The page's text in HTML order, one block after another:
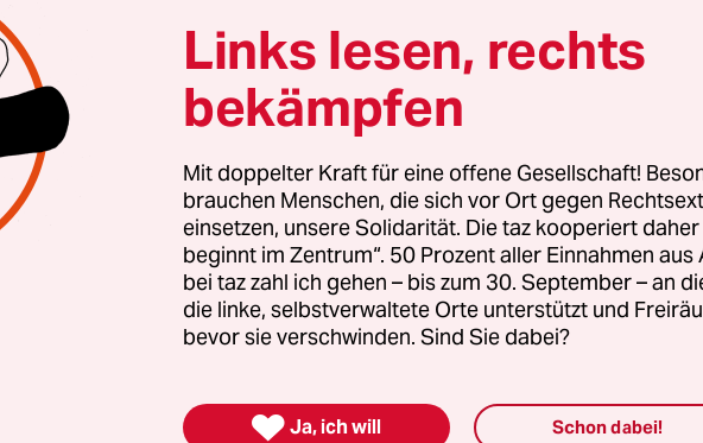
unterwegs. Gemeinsam mit der Regisseurin Marie
er einen – mit dem César nun ebenfalls preisgekrönten –
Tibet-Reise gedreht, auf der unter anderem der sehr
seltene Schneeleopard bildlich festgehalten werden sollte.
nahm er den
Tiefe des filmischen Unternehmens zu verstärken.
ist dem fertigen Produkt deutlich eingeschrieben, und
ist der Film eben kein großartiges Kunstwerk geworden –
atemberaubender Bilder, kunstvoller Montage und der
Links lesen, rechts
bekämpfen
Mit doppelter Kraft für eine offene Gesellschaft!
brauchen Menschen, die sich vor Ort gegen
einsetzen, unsere Solidarität. Die taz kooperiert daher
beginnt im Zentrum“. 50 Prozent aller Einnahmen aus
bei taz zahl ich gehen – bis zum 30. September – an
die linke, selbstverwaltete Orte unterstützt und
bevor sie verschwinden. Sind Sie dabei?
 Ja, ich will Schon dabei!